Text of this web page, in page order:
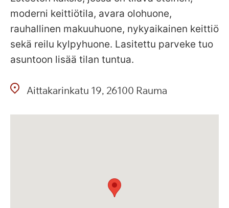
moderni keittiötila, avara olohuone,
rauhallinen makuuhuone, nykyaikainen keittiö
sekä reilu kylpyhuone. Lasitettu parveke tuo
asuntoon lisää tilan tuntua.
Aittakarinkatu 19 26100 Rauma